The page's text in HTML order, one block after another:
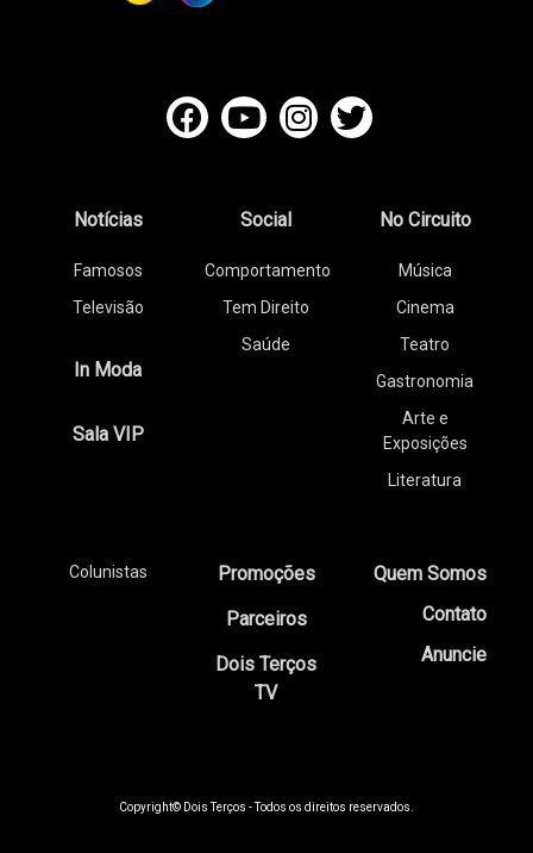
Notícias
Famosos
Televisão
In Moda
Sala VIP
Social
Comportamento
Tem Direito
Saúde
No Circuito
Música
Cinema
Teatro
Gastronomia
Arte e
Exposições
Literatura
Colunistas
Promoções
Parceiros
Dois Terços
TV
Quem Somos
Contato
Anuncie
Copyright© Dois Terços - Todos os direitos reservados.